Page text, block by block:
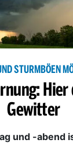
STURMBÖEN
Gewitter
und -abend